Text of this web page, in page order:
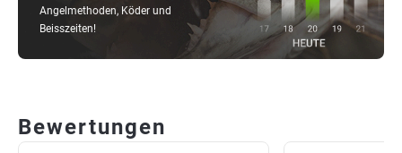
Angelmethoden, Köder und
Beisszeiten!
Bewertungen